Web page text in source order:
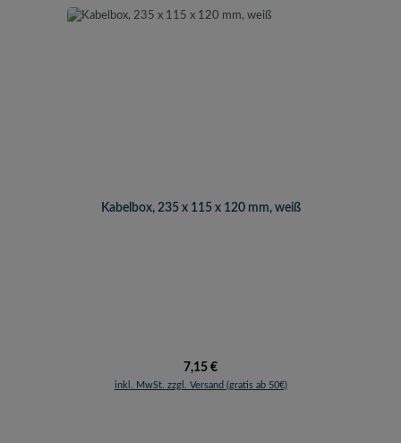
Kabelbox, 235 x 115 x 120 mm, weiß
Regulärer Preis:
7,15 €
inkl. MwSt. zzgl. Versand (gratis ab 50€)